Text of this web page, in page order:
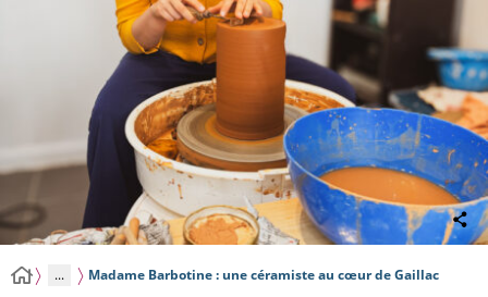
... Madame Barbotine : une céramiste au cœur de Gaillac